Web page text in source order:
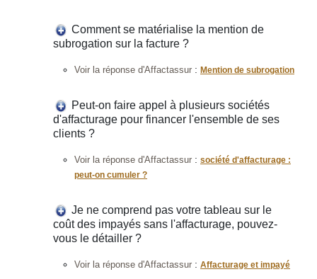
Comment se matérialise la mention de
subrogation sur la facture ?
Voir la réponse d'Affactassur : Mention de subrogation
Peut-on faire appel à plusieurs sociétés
d'affacturage pour financer l'ensemble de ses
clients ?
Voir la réponse d'Affactassur : société d'affacturage :
peut-on cumuler ?
Je ne comprend pas votre tableau sur le
coût des impayés sans l'affacturage, pouvez-
vous le détailler ?
Voir la réponse d'Affactassur : Affacturage et impayé